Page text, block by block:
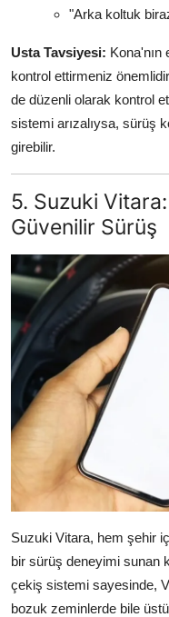
"Arka koltuk
Usta Tavsiyesi: Kona'nın
kontrol ettirmeniz
de düzenli olarak kontrol
sistemi arızalıysa, sürüş
girebilir.
5. Suzuki
Güvenilir Sürüş
Suzuki Vitara, hem şehir
bir sürüş deneyimi sunan
çekiş sistemi sayesinde,
bozuk zeminlerde bile